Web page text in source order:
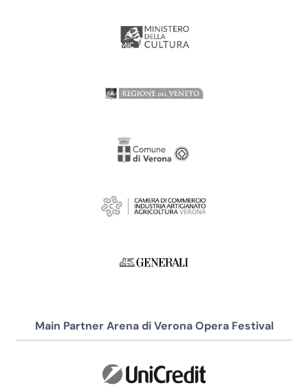
Main Partner Arena di Verona Opera Festival